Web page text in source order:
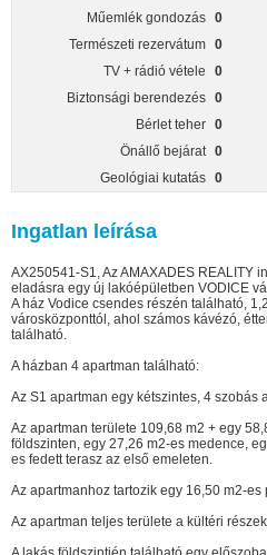
Műemlék gondozás 0
Természeti rezervátum 0
TV + rádió vétele
0
Biztonsági berendezés 0
Bérlet teher 0
Önállő bejárat 0
Geológiai kutatás 0
Ingatlan leírása
AX250541-S1, Az AMAXADES REALITY
eladásra egy új lakóépületben VODICE
A ház Vodice csendes részén található,
városközponttól, ahol számos kávézó,
található.
A házban 4 apartman található:
Az S1 apartman egy kétszintes, 4 szobás
Az apartman területe 109,68 m2 + egy
földszinten, egy 27,26 m2-es medence,
es fedett terasz az első emeleten.
Az apartmanhoz tartozik egy 16,50 m2-es
Az apartman teljes területe a kültéri